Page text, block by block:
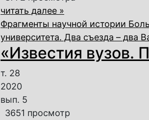
читать далее »
Фрагменты научной истории
университета. Два съезда – два
«Известия
т. 28
2020
вып. 5
3651 просмотр